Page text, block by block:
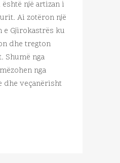
një artizan i
Ai zotëron një
e Gjirokastrës ku
dhe tregton
Shumë nga
nga
dhe veçanërisht